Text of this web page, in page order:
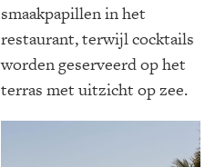
smaakpapillen in het
restaurant, terwijl cocktails
worden geserveerd op het
terras met uitzicht op zee.